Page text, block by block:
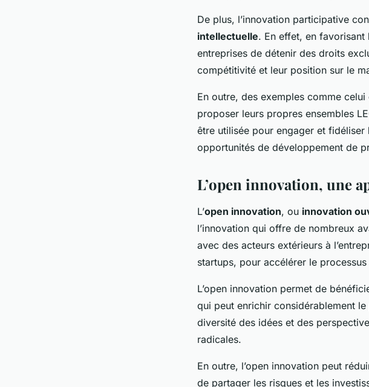
De plus, l’innovation participative
intellectuelle. En effet, en favorisant
entreprises de détenir des droits
compétitivité et leur position sur le
En outre, des exemples comme
proposer leurs propres ensembles
être utilisée pour engager et
opportunités de développement de
L’open innovation, une
L’open innovation, ou innovation
l’innovation qui offre de nombreux
avec des acteurs extérieurs à
startups, pour accélérer le processus
L’open innovation permet de
qui peut enrichir considérablement
diversité des idées et des
radicales.
En outre, l’open innovation peut
de partager les risques et les